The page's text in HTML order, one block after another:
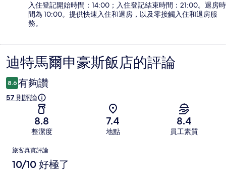
入住登記開始時間：14:00；入住登記結束時間：21:00。退房時
間為 10:00。提供快速入住和退房，以及零接觸入住和退房服
務。
評
論
迪特馬爾申豪斯飯店的評論
8.6 有夠讚
57 則評論
8.8
整潔度
7.4
地點
8.4
員工素質
評
論
旅客真實評論
10/10 好極了